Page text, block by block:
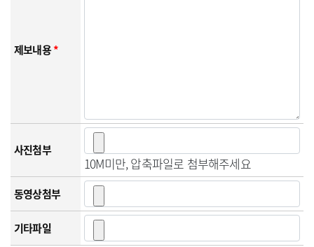
제보내용*
사진첨부
10M미만, 압축파일로 첨부해주세요
동영상첨부
기타파일